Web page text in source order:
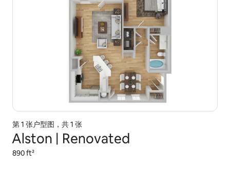
第 1 张户型图，共 1 张
Alston | Renovated
890 ft²